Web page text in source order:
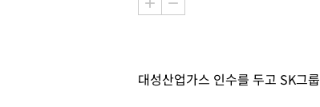
대성산업가스 인수를 두고 SK그